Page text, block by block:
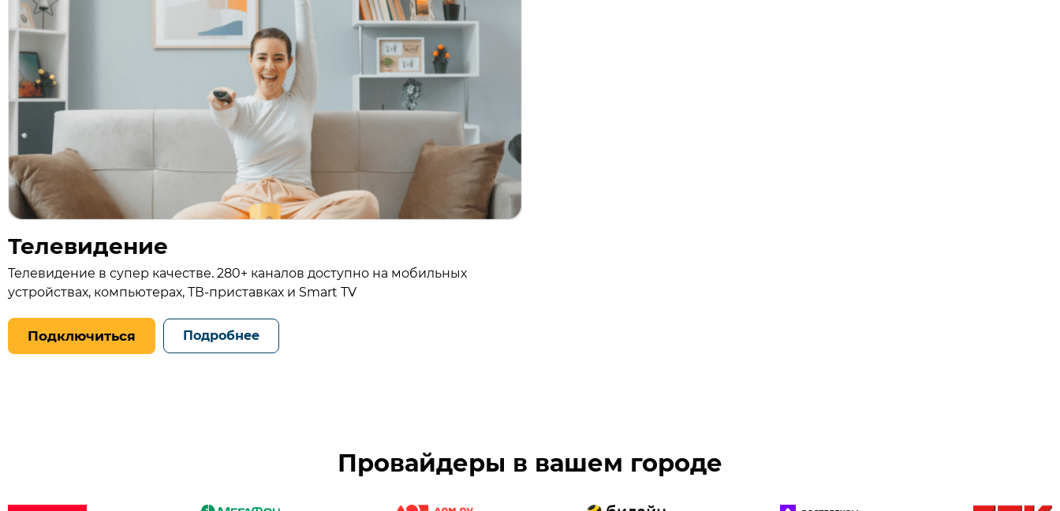
Телевидение
Телевидение в супер качестве. 280+ каналов доступно на мобильных
устройствах, компьютерах, ТВ‑приставках и Smart TV
Подключиться Подробнее
Провайдеры в вашем городе